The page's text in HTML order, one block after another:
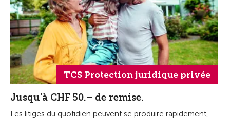
TCS Protection juridique privée
Jusqu’à CHF 50.– de remise.
Les litiges du quotidien peuvent se produire rapidement,